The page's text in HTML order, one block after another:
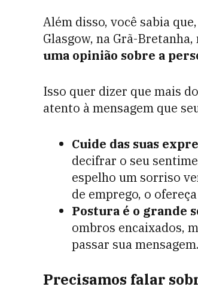
Além disso, você sabia
Glasgow, na Grã-Bretanha,
uma opinião sobre a
Isso quer dizer que mais
atento à mensagem que
Cuide das suas
decifrar o seu
espelho um sorriso
de emprego, o
Postura é o grande
ombros encaixados,
passar sua mensagem.
Precisamos falar